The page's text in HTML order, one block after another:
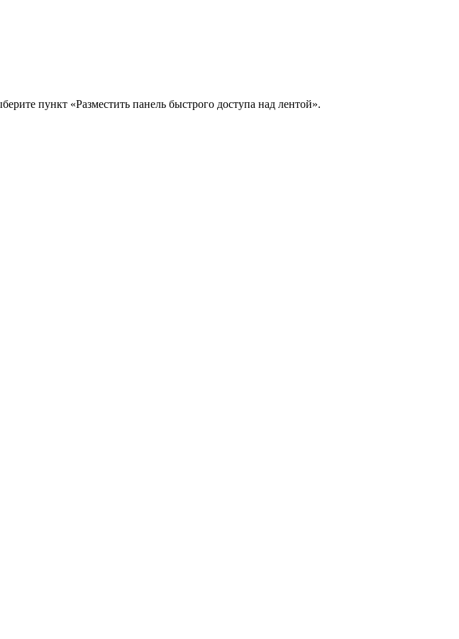
пункт «Разместить панель быстрого доступа над лентой».